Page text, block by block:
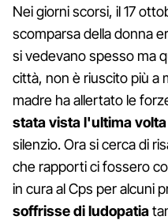
Nei giorni scorsi, il 17
scomparsa della donna
si vedevano spesso ma
città, non è riuscito più a
madre ha allertato le
stata vista l'ultima
silenzio. Ora si cerca di
che rapporti ci fossero
in cura al Cps per alcuni
soffrisse di ludopatia